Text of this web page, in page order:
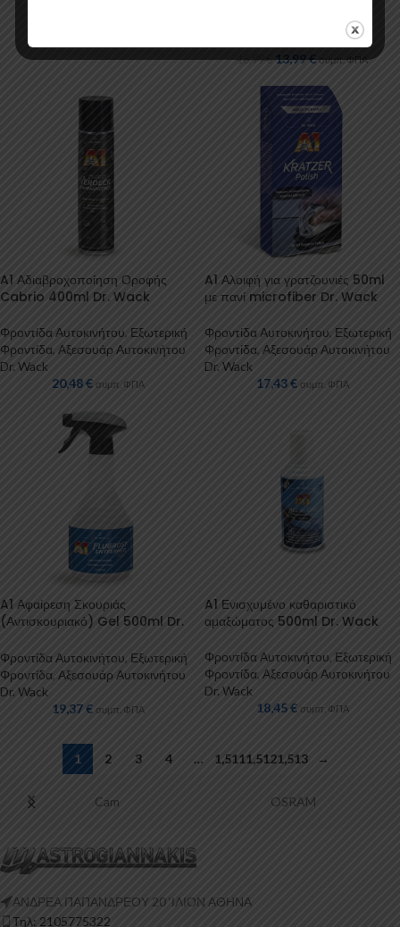
16,99€ 13,99€ συμπ. ΦΠΑ
A1 Αδιαβροχοποίηση Οροφής
Cabrio 400ml Dr. Wack
Φροντίδα Αυτοκινήτου, Εξωτερική
Φροντίδα, Αξεσουάρ Αυτοκινήτου
Dr. Wack
20,48€ συμπ. ΦΠΑ
A1 Αλοιφή για γρατζουνιές 50ml
με πανί microfiber Dr. Wack
Φροντίδα Αυτοκινήτου, Εξωτερική
Φροντίδα, Αξεσουάρ Αυτοκινήτου
Dr. Wack
17,43€ συμπ. ΦΠΑ
A1 Αφαίρεση Σκουριάς
(Αντισκουριακό) Gel 500ml Dr.
Φροντίδα Αυτοκινήτου, Εξωτερική
Φροντίδα Αξεσουάρ Αυτοκινήτου
Dr. Wack
19,37€ συμπ. ΦΠΑ
A1 Ενισχυμένο καθαριστικό
αμαξώματος 500ml Dr. Wack
Φροντίδα Αυτοκινήτου Εξωτερική
Φροντίδα, Αξεσουάρ Αυτοκινήτου
Dr. Wack
18,45€ συμπ. ΦΠΑ
1 2 3 4 … 1,5111,5121,513 →
Cam OSRAM
ΑΝΔΡΕΑ ΠΑΠΑΝΔΡΕΟΥ 20 ‘ΙΛΙΟΝ ΑΘΗΝΑ
Τηλ: 2105775322